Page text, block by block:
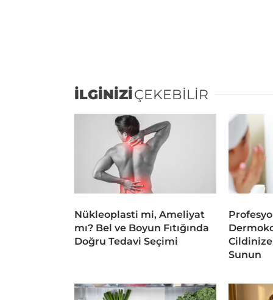
İLGİNİZİÇEKEBİLİR
Nükleoplasti mi, Ameliyat
mı? Bel ve Boyun Fıtığında
Doğru Tedavi Seçimi
Sunun